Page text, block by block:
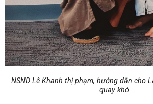
NSND Lê Khanh thị phạm, hướng dẫn cho
quay khó